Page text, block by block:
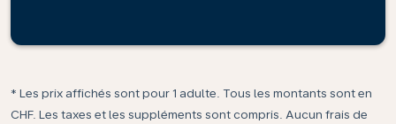
* Les prix affichés sont pour 1 adulte. Tous les montants sont en
CHF. Les taxes et les suppléments sont compris. Aucun frais de